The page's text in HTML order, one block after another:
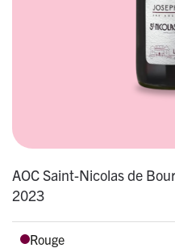
AOC Saint-Nicolas de
2023
Rouge